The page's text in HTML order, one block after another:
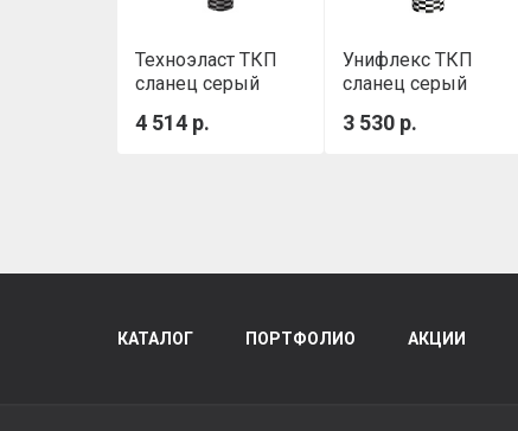
Техноэласт ТКП
сланец серый
4 514 р.
Унифлекс ТКП
сланец серый
3 530 р.
КАТАЛОГ ПОРТФОЛИО АКЦИИ